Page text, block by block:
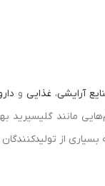
آرایشی، غذایی و
مانند گلیسیرید
از